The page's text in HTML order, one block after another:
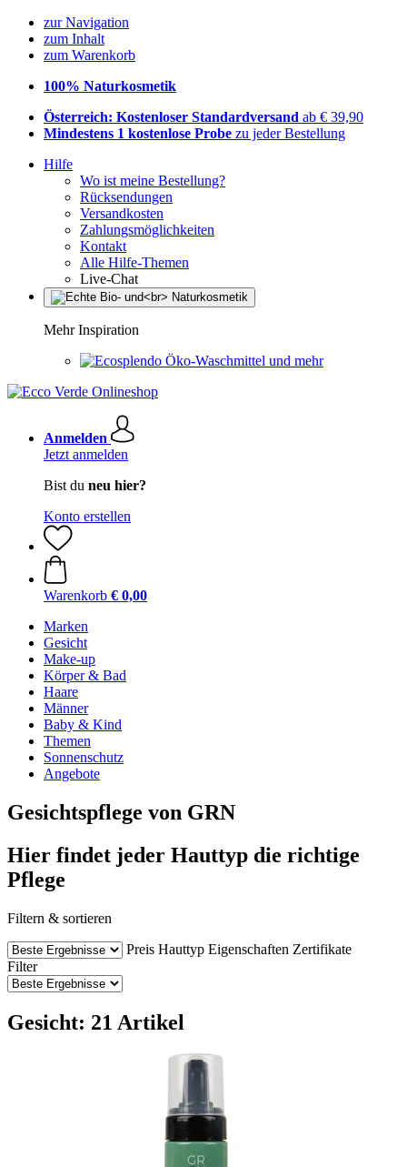
zur Navigation
zum Inhalt
zum Warenkorb
100% Naturkosmetik
Österreich: Kostenloser Standardversand ab € 39,90
Mindestens 1 kostenlose Probe zu jeder Bestellung
Hilfe
Wo ist meine Bestellung?
Rücksendungen
Versandkosten
Zahlungsmöglichkeiten
Kontakt
Alle Hilfe-Themen
Live-Chat
Mehr Inspiration
Öko-Waschmittel und mehr
Anmelden
Jetzt anmelden
Bist du neu hier?
Konto erstellen
Warenkorb € 0,00
Marken
Gesicht
Make-up
Körper & Bad
Haare
Männer
Baby & Kind
Themen
Sonnenschutz
Angebote
Gesichtspflege von GRN
Hier findet jeder Hauttyp die richtige
Pflege
Filtern & sortieren
Preis Hauttyp Eigenschaften Zertifikate
Filter
Gesicht: 21 Artikel